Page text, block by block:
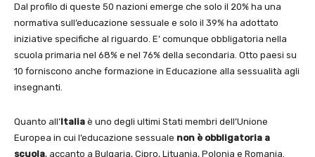
Dal profilo di queste 50 nazioni emerge che solo il 20% ha una
normativa sull’educazione sessuale e solo il 39% ha adottato
iniziative specifiche al riguardo. E’ comunque obbligatoria nella
scuola primaria nel 68% e nel 76% della secondaria. Otto paesi su
10 forniscono anche formazione in Educazione alla sessualità agli
insegnanti.
Quanto all’Italia è uno degli ultimi Stati membri dell’Unione
Europea in cui l’educazione sessuale non è obbligatoria a
scuola, accanto a Bulgaria, Cipro, Lituania, Polonia e Romania.